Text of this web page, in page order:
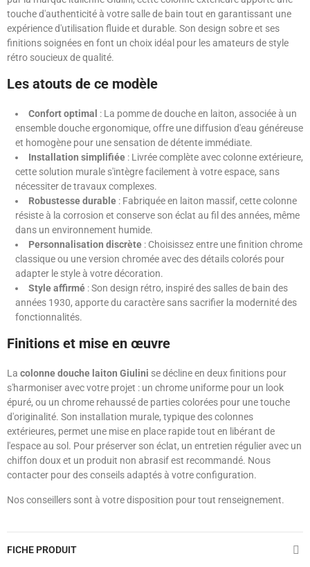
touche d'authenticité à votre salle de bain tout en garantissant une
expérience d'utilisation fluide et durable. Son design sobre et ses
finitions soignées en font un choix idéal pour les amateurs de style
rétro soucieux de qualité.
Les atouts de ce modèle
Confort optimal : La pomme de douche en laiton, associée à un
ensemble douche ergonomique, offre une diffusion d'eau généreuse
et homogène pour une sensation de détente immédiate.
Installation simplifiée : Livrée complète avec colonne extérieure,
cette solution murale s'intègre facilement à votre espace, sans
nécessiter de travaux complexes.
Robustesse durable : Fabriquée en laiton massif, cette colonne
résiste à la corrosion et conserve son éclat au fil des années, même
dans un environnement humide.
Personnalisation discrète : Choisissez entre une finition chrome
classique ou une version chromée avec des détails colorés pour
adapter le style à votre décoration.
Style affirmé : Son design rétro, inspiré des salles de bain des
années 1930, apporte du caractère sans sacrifier la modernité des
fonctionnalités.
Finitions et mise en œuvre
La colonne douche laiton Giulini se décline en deux finitions pour
s'harmoniser avec votre projet : un chrome uniforme pour un look
épuré, ou un chrome rehaussé de parties colorées pour une touche
d'originalité. Son installation murale, typique des colonnes
extérieures, permet une mise en place rapide tout en libérant de
l'espace au sol. Pour préserver son éclat, un entretien régulier avec un
chiffon doux et un produit non abrasif est recommandé. Nous
contacter pour des conseils adaptés à votre configuration.
Nos conseillers sont à votre disposition pour tout renseignement.
FICHE PRODUIT